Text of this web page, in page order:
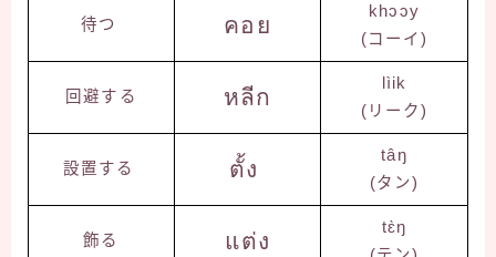
待つ คอย
khɔɔy
(コーイ)
回避する หลีก
lìik
(リーク)
設置する ตั้ง
tâŋ
(タン)
飾る แต่ง
tɛ̀ŋ